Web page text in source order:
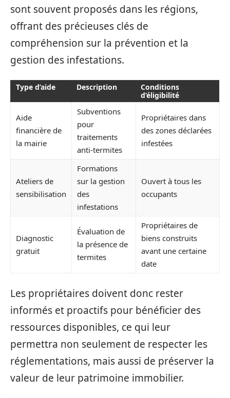
sont souvent proposés dans les régions,
offrant des précieuses clés de
compréhension sur la prévention et la
gestion des infestations.
Type d’aide Description
Conditions
d’éligibilité
Aide
financière de
la mairie
Subventions
pour
traitements
anti-termites
Propriétaires dans
des zones déclarées
infestées
Ateliers de
sensibilisation
Formations
sur la gestion
des
infestations
Ouvert à tous les
occupants
Diagnostic
gratuit
Évaluation de
la présence de
termites
Propriétaires de
biens construits
avant une certaine
date
Les propriétaires doivent donc rester
informés et proactifs pour bénéficier des
ressources disponibles, ce qui leur
permettra non seulement de respecter les
réglementations, mais aussi de préserver la
valeur de leur patrimoine immobilier.